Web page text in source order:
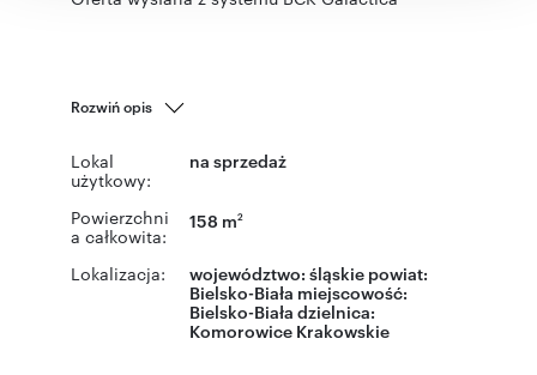
Rozwiń opis
Lokal
użytkowy:
na sprzedaż
Powierzchni
a całkowita:
158 m2
Lokalizacja: województwo: śląskie powiat:
Bielsko-Biała miejscowość:
Bielsko-Biała dzielnica:
Komorowice Krakowskie